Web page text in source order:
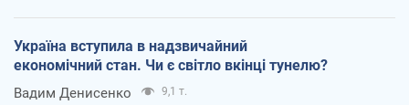
Україна вступила в надзвичайний
економічний стан. Чи є світло вкінці тунелю?
Вадим Денисенко 9,1 т.